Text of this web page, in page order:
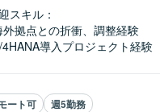
スキル：
外拠点との折衝、調整経験
4HANA導入プロジェクト経験
ート可 週5勤務